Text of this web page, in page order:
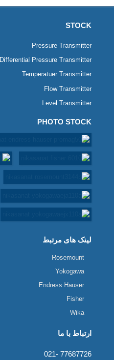
STOCK
Pressure Transmitter
Differential Pressure Transmitter
Temperatuer Transmitter
Flow Transmitter
Level Transmitter
PHOTO STOCK
لینک های مرتبط
Rosemount
Yokogawa
Endress Hauser
Fisher
Wika
ارتباط با ما
77687726 -021